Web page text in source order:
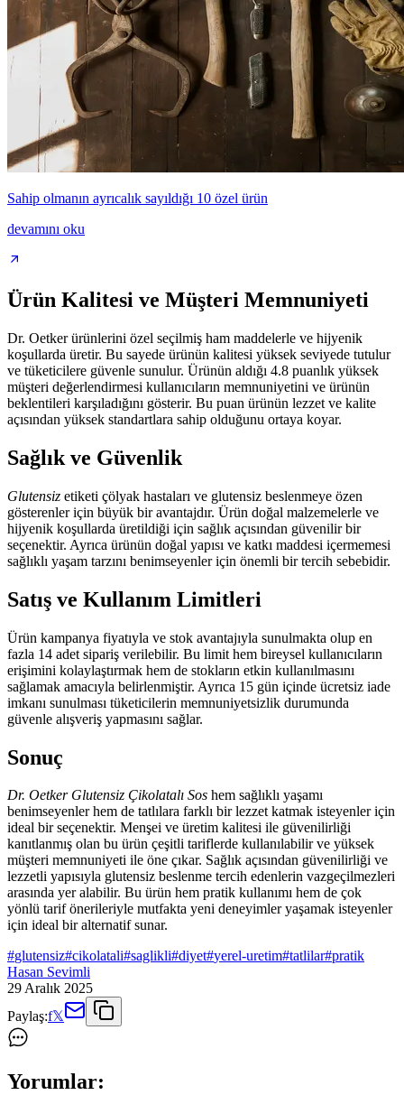
Sahip olmanın ayrıcalık sayıldığı 10 özel ürün
devamını oku
Ürün Kalitesi ve Müşteri Memnuniyeti
Dr. Oetker ürünlerini özel seçilmiş ham maddelerle ve hijyenik
koşullarda üretir. Bu sayede ürünün kalitesi yüksek seviyede tutulur
ve tüketicilere güvenle sunulur. Ürünün aldığı 4.8 puanlık yüksek
müşteri değerlendirmesi kullanıcıların memnuniyetini ve ürünün
beklentileri karşıladığını gösterir. Bu puan ürünün lezzet ve kalite
açısından yüksek standartlara sahip olduğunu ortaya koyar.
Sağlık ve Güvenlik
Glutensiz etiketi çölyak hastaları ve glutensiz beslenmeye özen
gösterenler için büyük bir avantajdır. Ürün doğal malzemelerle ve
hijyenik koşullarda üretildiği için sağlık açısından güvenilir bir
seçenektir. Ayrıca ürünün doğal yapısı ve katkı maddesi içermemesi
sağlıklı yaşam tarzını benimseyenler için önemli bir tercih sebebidir.
Satış ve Kullanım Limitleri
Ürün kampanya fiyatıyla ve stok avantajıyla sunulmakta olup en
fazla 14 adet sipariş verilebilir. Bu limit hem bireysel kullanıcıların
erişimini kolaylaştırmak hem de stokların etkin kullanılmasını
sağlamak amacıyla belirlenmiştir. Ayrıca 15 gün içinde ücretsiz iade
imkanı sunulması tüketicilerin memnuniyetsizlik durumunda
güvenle alışveriş yapmasını sağlar.
Sonuç
Dr. Oetker Glutensiz Çikolatalı Sos hem sağlıklı yaşamı
benimseyenler hem de tatlılara farklı bir lezzet katmak isteyenler için
ideal bir seçenektir. Menşei ve üretim kalitesi ile güvenilirliği
kanıtlanmış olan bu ürün çeşitli tariflerde kullanılabilir ve yüksek
müşteri memnuniyeti ile öne çıkar. Sağlık açısından güvenilirliği ve
lezzetli yapısıyla glutensiz beslenme tercih edenlerin vazgeçilmezleri
arasında yer alabilir. Bu ürün hem pratik kullanımı hem de çok
yönlü tarif önerileriyle mutfakta yeni deneyimler yaşamak isteyenler
için ideal bir alternatif sunar.
#glutensiz#cikolatali#saglikli#diyet#yerel-uretim#tatlilar#pratik
Hasan Sevimli
29 Aralık 2025
Paylaş:f𝕏
Yorumlar: